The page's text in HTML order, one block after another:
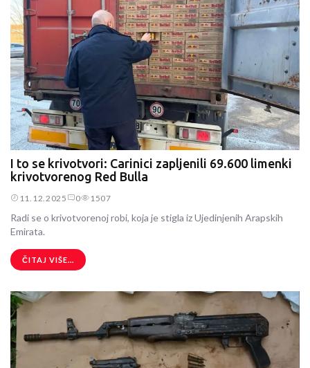
I to se krivotvori: Carinici zapljenili 69.600 limenki
krivotvorenog Red Bulla
11.12.2025 0 1507
Radi se o krivotvorenoj robi, koja je stigla iz Ujedinjenih Arapskih
Emirata.
ČITAJ VIŠE...